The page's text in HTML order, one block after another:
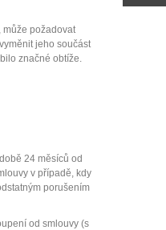
požadovat
jeho součást
značné obtíže.
24 měsíců od
v případě, kdy
porušením
od smlouvy (s